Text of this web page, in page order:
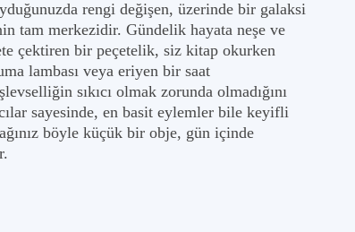
rengi değişen, üzerinde bir galaksi
tam merkezidir. Gündelik hayata neşe ve
çektiren bir peçetelik, siz kitap okurken
lambası veya eriyen bir saat
sıkıcı olmak zorunda olmadığını
sayesinde, en basit eylemler bile keyifli
böyle küçük bir obje, gün içinde